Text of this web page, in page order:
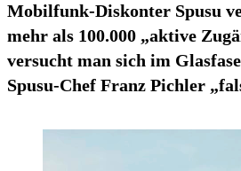
Mobilfunk-Diskonter Spusu
mehr als 100.000 „aktive
versucht man sich im
Spusu-Chef Franz Pichler